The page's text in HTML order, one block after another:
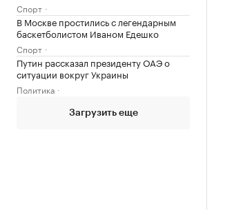
Спорт
В Москве простились с легендарным
баскетболистом Иваном Едешко
Спорт
Путин рассказал президенту ОАЭ о
ситуации вокруг Украины
Политика
Загрузить еще